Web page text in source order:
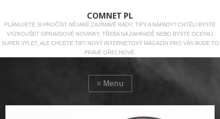
COMNET PL
PLÁNUJETE SI PROČÍST NĚJAKÉ ZAJÍMAVÉ RADY, TIPY A NÁPADY? CHTĚLI BYSTE
VYZKOUŠET OPRAVDOVÉ NOVINKY, TŘEBA NA ZAHRADĚ NEBO BYSTE OCENILI
SUPER VÝLET, ALE CHCETE TIP? NOVÝ INTERNETOVÝ MAGAZÍN PRO VÁS BUDE TO
PRAVÉ OŘECHOVÉ.